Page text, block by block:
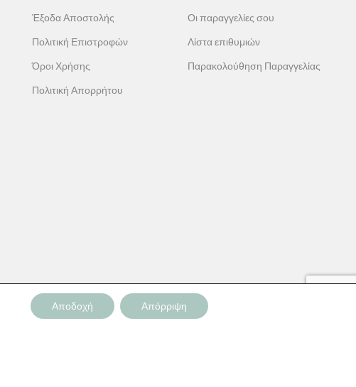
Έξοδα Αποστολής
Πολιτική Επιστροφών
Όροι Χρήσης
Πολιτική Απορρήτου
Οι παραγγελίες σου
Λίστα επιθυμιών
Παρακολούθηση Παραγγελίας
Αποδοχή Απόρριψη